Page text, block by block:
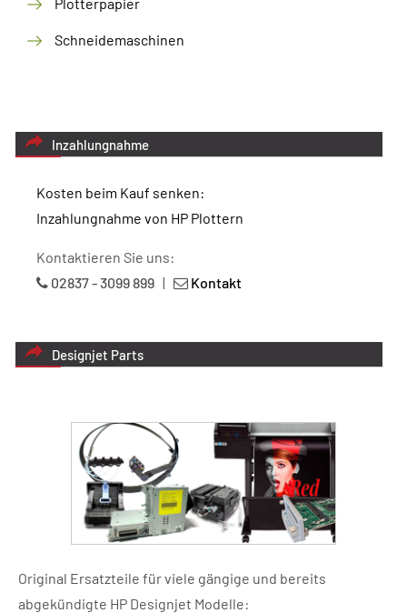
Schneidemaschinen
Inzahlungnahme
Kosten beim Kauf senken:
Inzahlungnahme von HP Plottern
Kontaktieren Sie uns:
02837 - 3099 899 | Kontakt
Designjet Parts
Original Ersatzteile für viele gängige und bereits
abgekündigte HP Designjet Modelle: